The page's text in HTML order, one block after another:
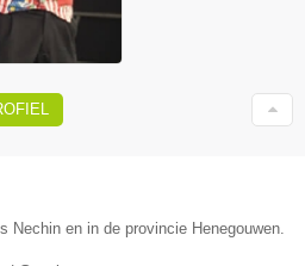
Nechin en in de provincie Henegouwen.